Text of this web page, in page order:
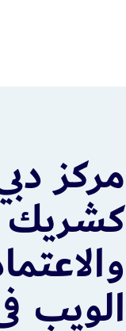
مركز
كشريك
الويب